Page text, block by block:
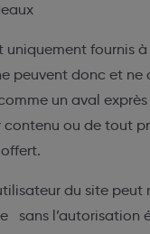
uniquement fournis
peuvent donc et ne
un aval
contenu ou de tout
du site
sans l’autorisation